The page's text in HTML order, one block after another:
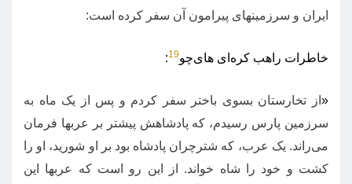
ایران و سرزمینهای پیرامون آن سفر کرده است:
خاطرات راهب کره‌ای های‌چو19
:
« از تخارستان بسوی باختر سفر کردم و پس از یک ماه به
سرزمین پارس رسیدم، که پادشاهش پیشتر بر عربها فرمان
می‌راند. یک عرب، که شترچران پادشاه بود بر او شورید، او را
کشت و خود را شاه خواند.
از این رو است که عربها این